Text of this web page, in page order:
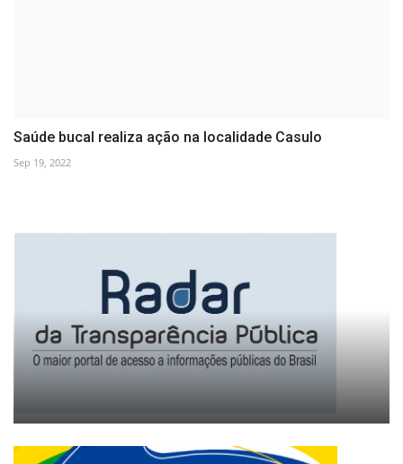
Saúde bucal realiza ação na localidade Casulo
Sep 19, 2022